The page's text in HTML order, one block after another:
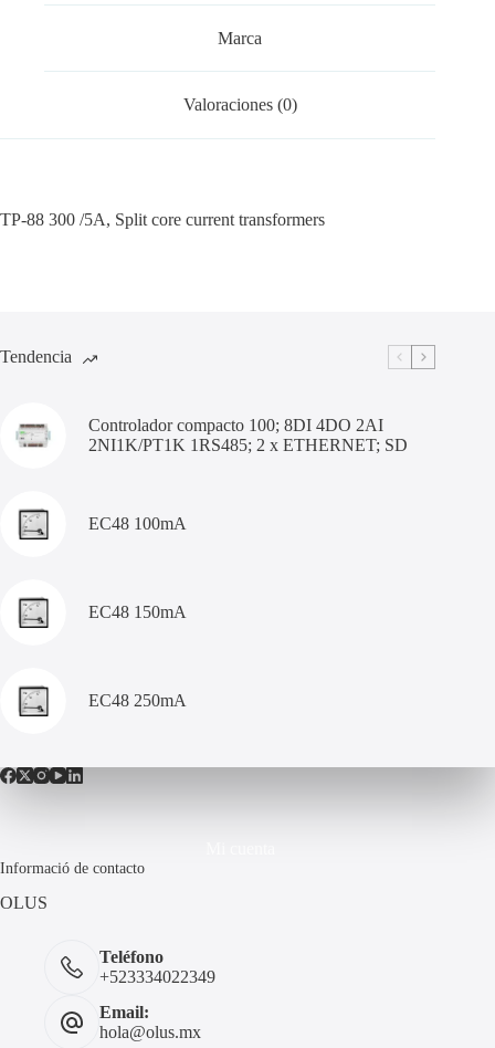
Marca
Valoraciones (0)
TP-88 300 /5A, Split core current transformers
Tendencia
Controlador compacto 100; 8DI 4DO 2AI
2NI1K/PT1K 1RS485; 2 x ETHERNET; SD
EC48 100mA
EC48 150mA
EC48 250mA
Informació de contacto
OLUS
Teléfono
+523334022349
Email:
hola@olus.mx